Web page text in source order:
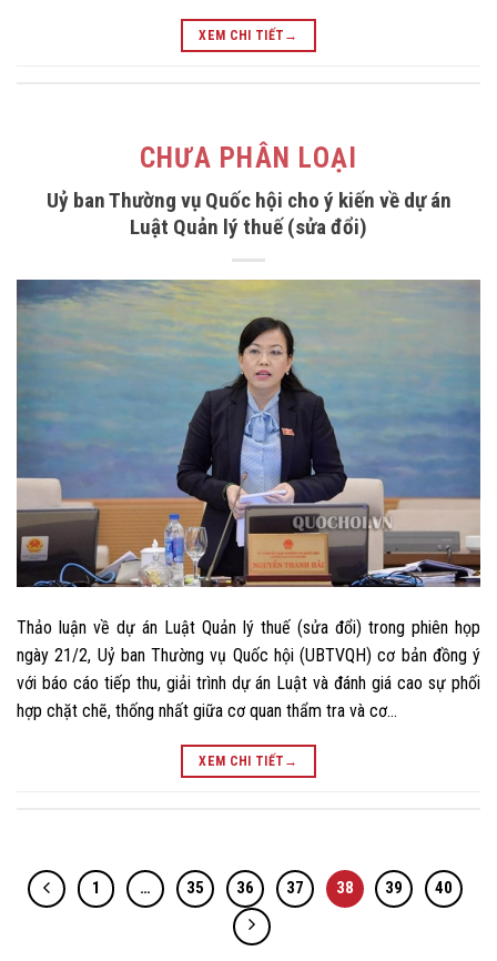
XEM CHI TIẾT →
CHƯA PHÂN LOẠI
Uỷ ban Thường vụ Quốc hội cho ý kiến về dự án
Luật Quản lý thuế (sửa đổi)
Thảo luận về dự án Luật Quản lý thuế (sửa đổi) trong phiên họp
ngày 21/2, Uỷ ban Thường vụ Quốc hội (UBTVQH) cơ bản đồng ý
với báo cáo tiếp thu, giải trình dự án Luật và đánh giá cao sự phối
hợp chặt chẽ, thống nhất giữa cơ quan thẩm tra và cơ…
XEM CHI TIẾT →
1 … 35 36 37 38 39 40